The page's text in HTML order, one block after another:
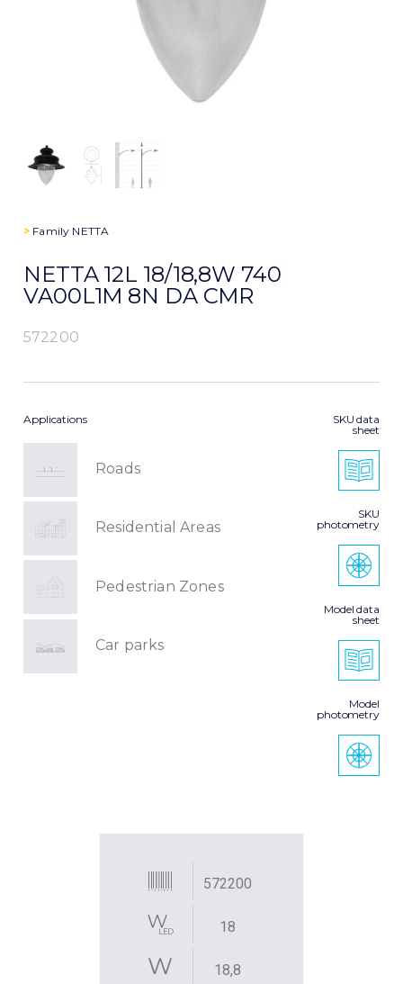
> Family NETTA
NETTA 12L 18/18,8W 740
VA00L1M 8N DA CMR
572200
Applications
Roads
Residential Areas
Pedestrian Zones
Car parks
SKU data
sheet
SKU
photometry
Model data
sheet
Model
photometry
572200
18
18,8